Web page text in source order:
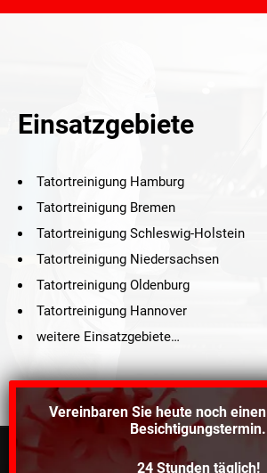
Einsatzgebiete
Tatortreinigung Hamburg
Tatortreinigung Bremen
Tatortreinigung Schleswig-Holstein
Tatortreinigung Niedersachsen
Tatortreinigung Oldenburg
Tatortreinigung Hannover
weitere Einsatzgebiete…
Vereinbaren Sie heute noch einen
Besichtigungstermin.
24 Stunden täglich!